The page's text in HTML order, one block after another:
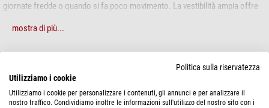
giornate fredde o quando si fa poco movimento. La vestibilità ampia offre
come ad esempio iganci per fissare una radiosu entrambe le spalle. Sul
lato sinistro è presente una grande tasca napoleonica e all'altezza del petto
sono presenti tasche scaldamani foderate in pile. Le ampie tasche a
soffietto con patta, posizionate leggermente più in basso, sono dotate di
aperture aggiuntive sui lati. Due tasche interne in rete consentono di riporre
mostra di più...
Prestazioni
Politica sulla riservatezza
Utilizziamo i cookie
Utilizziamo i cookie per personalizzare i contenuti, gli annunci e per analizzare il
nostro traffico. Condividiamo inoltre le informazioni sull'utilizzo del nostro sito con i